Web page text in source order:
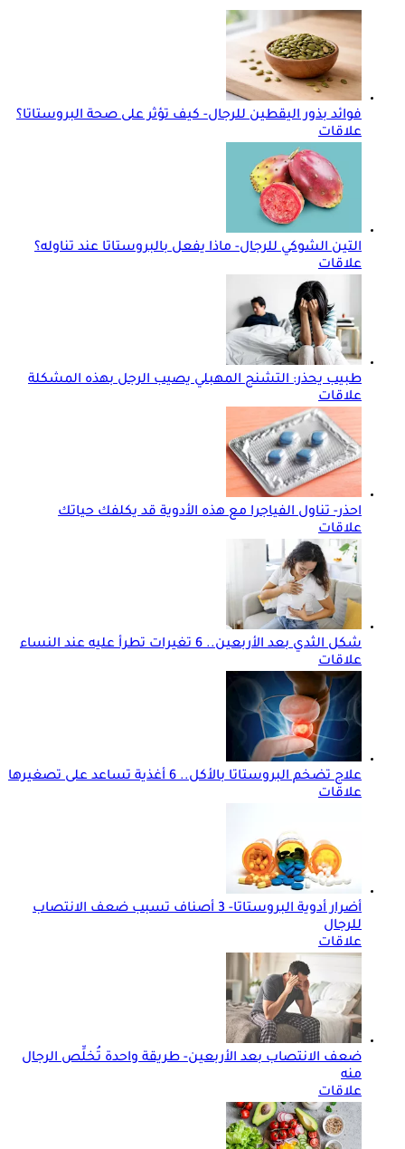
فوائد بذور اليقطين للرجال- كيف تؤثر على صحة البروستاتا؟
علاقات
التين الشوكي للرجال- ماذا يفعل بالبروستاتا عند تناوله؟
علاقات
طبيب يحذر: التشنج المهبلي يصيب الرجل بهذه المشكلة
علاقات
احذر- تناول الفياجرا مع هذه الأدوية قد يكلفك حياتك
علاقات
شكل الثدي بعد الأربعين.. 6 تغيرات تطرأ عليه عند النساء
علاقات
علاج تضخم البروستاتا بالأكل.. 6 أغذية تساعد على تصغيرها
علاقات
أضرار أدوية البروستاتا- 3 أصناف تسبب ضعف الانتصاب
للرجال
علاقات
ضعف الانتصاب بعد الأربعين- طريقة واحدة تُخلِّص الرجال
منه
علاقات